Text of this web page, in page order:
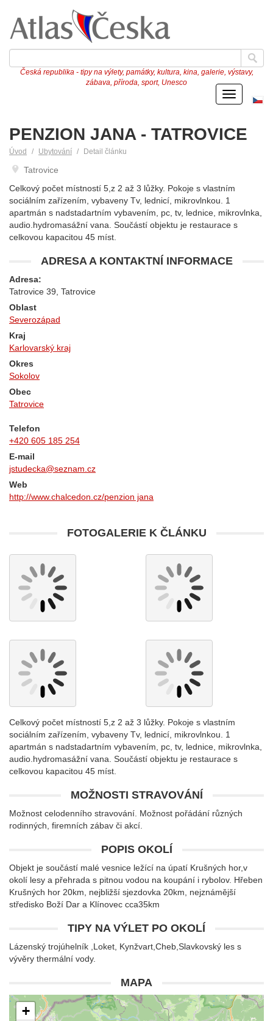
Česká republika - tipy na výlety, památky, kultura, kina, galerie, výstavy,
zábava, příroda, sport, Unesco
Menu
PENZION JANA - TATROVICE
Úvod Ubytování Detail článku
Tatrovice
Celkový počet místností 5,z 2 až 3 lůžky. Pokoje s vlastním
sociálním zařízením, vybaveny Tv, lednicí, mikrovlnkou. 1
apartmán s nadstadartním vybavením, pc, tv, lednice, mikrovlnka,
audio.hydromasážní vana. Součástí objektu je restaurace s
celkovou kapacitou 45 míst.
ADRESA A KONTAKTNÍ INFORMACE
Adresa:
Tatrovice 39, Tatrovice
Oblast
Severozápad
Kraj
Karlovarský kraj
Okres
Sokolov
Obec
Tatrovice
Telefon
+420 605 185 254
E-mail
jstudecka@seznam.cz
Web
http://www.chalcedon.cz/penzion jana
FOTOGALERIE K ČLÁNKU
Celkový počet místností 5,z 2 až 3 lůžky. Pokoje s vlastním
sociálním zařízením, vybaveny Tv, lednicí, mikrovlnkou. 1
apartmán s nadstadartním vybavením, pc, tv, lednice, mikrovlnka,
audio.hydromasážní vana. Součástí objektu je restaurace s
celkovou kapacitou 45 míst.
MOŽNOSTI STRAVOVÁNÍ
Možnost celodenního stravování. Možnost pořádání různých
rodinných, firemních zábav či akcí.
POPIS OKOLÍ
Objekt je součástí malé vesnice ležící na úpatí Krušných hor,v
okolí lesy a přehrada s pitnou vodou na koupání i rybolov. Hřeben
Krušných hor 20km, nejbližší sjezdovka 20km, nejznámější
středisko Boží Dar a Klínovec cca35km
TIPY NA VÝLET PO OKOLÍ
Lázenský trojúhelník ,Loket, Kynžvart,Cheb,Slavkovský les s
vývěry thermální vody.
MAPA
+